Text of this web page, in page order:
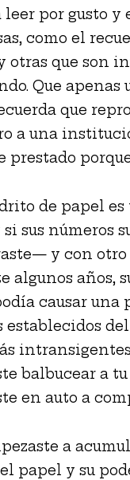
leer por gusto
como el
otras que son
Que
que
a una
prestado
de papel
sus números
y con otro
algunos años,
causar
establecidos
balbucear a
en auto a
a
papel y su